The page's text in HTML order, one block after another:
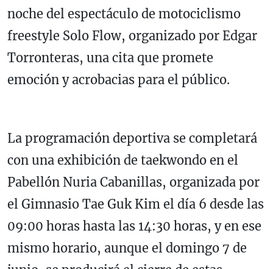
noche del espectáculo de motociclismo
freestyle Solo Flow, organizado por Edgar
Torronteras, una cita que promete
emoción y acrobacias para el público.
La programación deportiva se completará
con una exhibición de taekwondo en el
Pabellón Nuria Cabanillas, organizada por
el Gimnasio Tae Guk Kim el día 6 desde las
09:00 horas hasta las 14:30 horas, y en ese
mismo horario, aunque el domingo 7 de